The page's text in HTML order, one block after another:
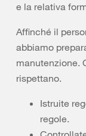
e la relativa
Affinché il
abbiamo
manutenzione.
rispettano.
Istruite
regole.